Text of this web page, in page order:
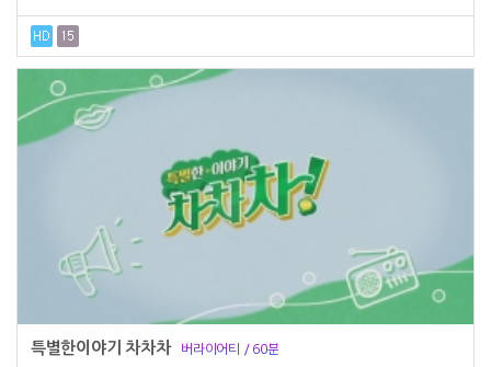
특별한이야기 차차차 버라이어티 / 60분